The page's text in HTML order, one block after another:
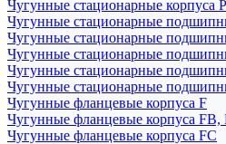
Чугунные стационарные корпуса
Чугунные стационарные
Чугунные стационарные
Чугунные стационарные
Чугунные стационарные
Чугунные стационарные
Чугунные фланцевые корпуса F
Чугунные фланцевые корпуса FB,
Чугунные фланцевые корпуса FC